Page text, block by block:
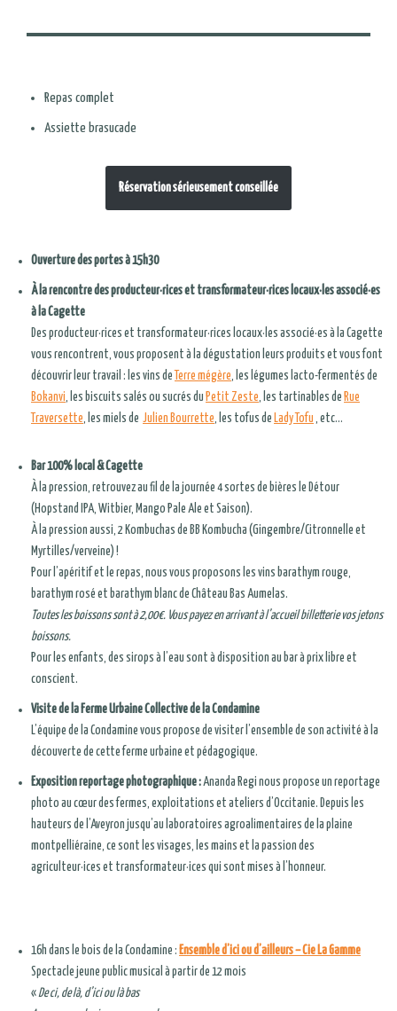
Repas complet
Assiette brasucade
Réservation sérieusement conseillée
Ouverture des portes à 15h30
À la rencontre des producteur·rices et transformateur·rices locaux·les associé·es
à la Cagette
Des producteur·rices et transformateur·rices locaux·les associé·es à la Cagette
vous rencontrent, vous proposent à la dégustation leurs produits et vous font
découvrir leur travail : les vins de Terre mégère, les légumes lacto-fermentés de
Bokanvi, les biscuits salés ou sucrés du Petit Zeste, les tartinables de Rue
Traversette, les miels de Julien Bourrette, les tofus de Lady Tofu , etc…
Bar 100% local & Cagette
À la pression, retrouvez au fil de la journée 4 sortes de bières le Détour
(Hopstand IPA, Witbier, Mango Pale Ale et Saison).
À la pression aussi, 2 Kombuchas de BB Kombucha (Gingembre/Citronnelle et
Myrtilles/verveine) !
Pour l’apéritif et le repas, nous vous proposons les vins barathym rouge,
barathym rosé et barathym blanc de Château Bas Aumelas.
Toutes les boissons sont à 2,00€. Vous payez en arrivant à l’accueil billetterie vos jetons
boissons.
Pour les enfants, des sirops à l’eau sont à disposition au bar à prix libre et
conscient.
Visite de la Ferme Urbaine Collective de la Condamine
L’équipe de la Condamine vous propose de visiter l’ensemble de son activité à la
découverte de cette ferme urbaine et pédagogique.
Exposition reportage photographique :Ananda Regi nous propose un reportage
photo au cœur des fermes, exploitations et ateliers d’Occitanie. Depuis les
hauteurs de l’Aveyron jusqu’au laboratoires agroalimentaires de la plaine
montpelliéraine, ce sont les visages, les mains et la passion des
agriculteur·ices et transformateur·ices qui sont mises à l’honneur.
16h dans le bois de la Condamine : Ensemble d’ici ou d’ailleurs – Cie La Gamme
Spectacle jeune public musical à partir de 12 mois
«De ci, de là, d’ici ou là bas